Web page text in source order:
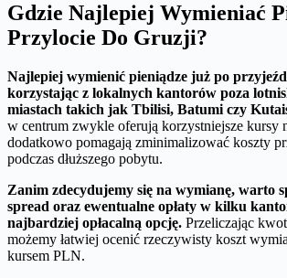
Gdzie Najlepiej Wymieniać
Przylocie Do Gruzji?
Najlepiej wymienić pieniądze już po
korzystając z lokalnych kantorów poza
miastach takich jak Tbilisi, Batumi czy
w centrum zwykle oferują korzystniejsze kursy
dodatkowo pomagają zminimalizować koszty
podczas dłuższego pobytu.
Zanim zdecydujemy się na wymianę, warto
spread oraz ewentualne opłaty w kilku
najbardziej opłacalną opcję. Przeliczając
możemy łatwiej ocenić rzeczywisty koszt
kursem PLN.